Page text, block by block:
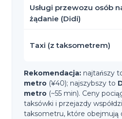
Usługi przewozu osób
żądanie (Didi)
Taxi (z taksometrem)
Rekomendacja: najtańszy
metro (¥40); najszybszy to
metro (~55 min). Ceny
taksówki i przejazdy
taksometru, które obejmują